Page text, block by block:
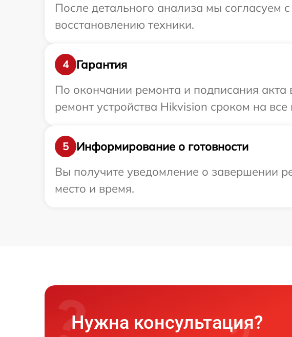
После детального анализа мы согласуем
восстановлению техники.
4
Гарантия
По окончании ремонта и подписания
ремонт устройства Hikvision сроком на
5
Информирование о готовности
Вы получите уведомление о завершении
место и время.
Нужна консультация?